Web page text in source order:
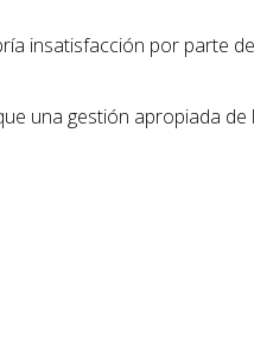
insatisfacción por parte
una gestión apropiada